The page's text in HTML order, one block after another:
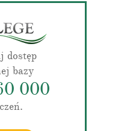
dostęp
bazy
000